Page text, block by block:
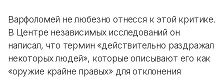
Варфоломей не любезно отнесся к этой критике.
В Центре независимых исследований он
написал, что термин «действительно раздражал
некоторых людей», которые описывают его как
«оружие крайне правых» для отклонения